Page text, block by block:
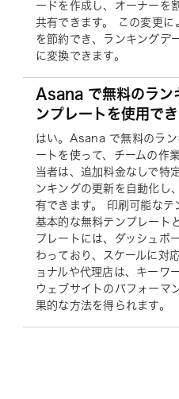
ードを作成し、オーナーを
共有できます。 この変更に
を節約でき、ランキングデ
に変換できます。
Asana で無料のラン
ンプレートを使用で
はい。Asana で無料のラ
ートを使って、チームの作
当者は、追加料金なしで特
ンキングの更新を自動化し
有できます。 印刷可能なテ
基本的な無料テンプレート
プレートには、ダッシュボ
わっており、スケールに対
ョナルや代理店は、キーワ
ウェブサイトのパフォーマ
果的な方法を得られます。